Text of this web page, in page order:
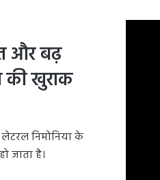
और बढ़
की खुराक
निमोनिया के
जाता है।